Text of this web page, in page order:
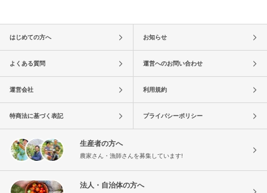
はじめての方へ お知らせ
よくある質問 運営へのお問い合わせ
運営会社 利用規約
特商法に基づく表記 プライバシーポリシー
生産者の方へ
農家さん・漁師さんを募集しています!
法人・自治体の方へ